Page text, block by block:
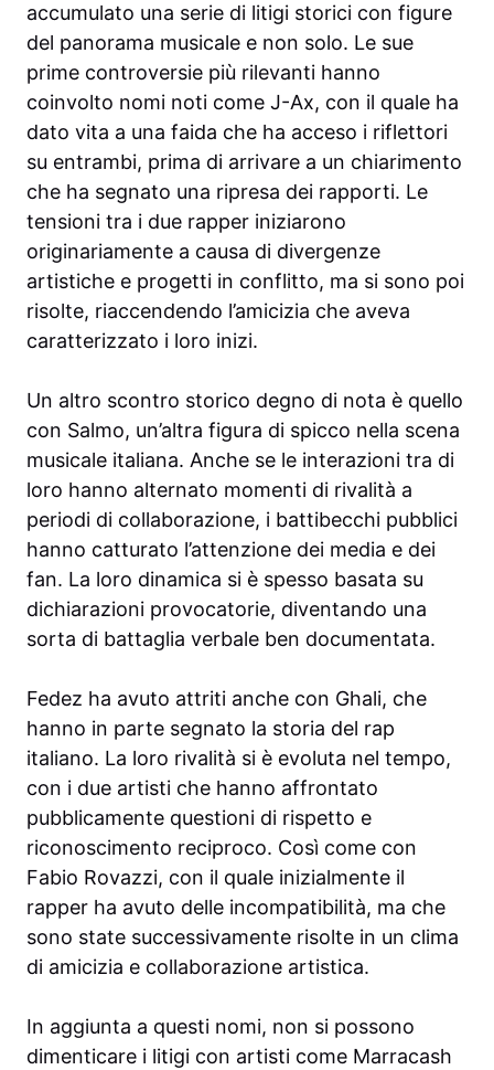
accumulato una serie di litigi storici con figure
del panorama musicale e non solo. Le sue
prime controversie più rilevanti hanno
coinvolto nomi noti come J-Ax, con il quale ha
dato vita a una faida che ha acceso i riflettori
su entrambi, prima di arrivare a un chiarimento
che ha segnato una ripresa dei rapporti. Le
tensioni tra i due rapper iniziarono
originariamente a causa di divergenze
artistiche e progetti in conflitto, ma si sono poi
risolte, riaccendendo l’amicizia che aveva
caratterizzato i loro inizi.
Un altro scontro storico degno di nota è quello
con Salmo, un’altra figura di spicco nella scena
musicale italiana. Anche se le interazioni tra di
loro hanno alternato momenti di rivalità a
periodi di collaborazione, i battibecchi pubblici
hanno catturato l’attenzione dei media e dei
fan. La loro dinamica si è spesso basata su
dichiarazioni provocatorie, diventando una
sorta di battaglia verbale ben documentata.
Fedez ha avuto attriti anche con Ghali, che
hanno in parte segnato la storia del rap
italiano. La loro rivalità si è evoluta nel tempo,
con i due artisti che hanno affrontato
pubblicamente questioni di rispetto e
riconoscimento reciproco. Così come con
Fabio Rovazzi, con il quale inizialmente il
rapper ha avuto delle incompatibilità, ma che
sono state successivamente risolte in un clima
di amicizia e collaborazione artistica.
In aggiunta a questi nomi, non si possono
dimenticare i litigi con artisti come Marracash